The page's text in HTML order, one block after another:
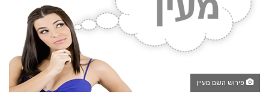
פירוש השם מעיין